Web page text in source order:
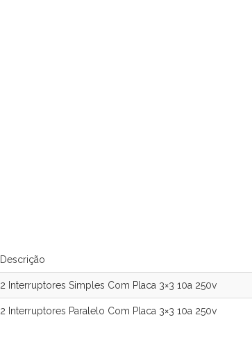
Descrição
2 Interruptores Simples Com Placa 3×3 10a 250v
2 Interruptores Paralelo Com Placa 3×3 10a 250v